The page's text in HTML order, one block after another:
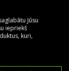
Jūsu
iepriekš
kuri,